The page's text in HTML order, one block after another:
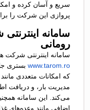
سریع و آسان کرده و
پروازی این شرکت را
سامانه
رومانی
سامانه اینترنتی شرکت
www.tarom.ro بستری
که امکانات متعددی
مدیریت بار، و دریافت
می‌کند. این سامانه
اضافی مانند وعده‌های